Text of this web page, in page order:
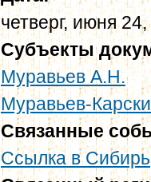
четверг, июня
Субъекты
Муравьев А.Н.
Муравьев-
Связанные
Ссылка в Сибирь